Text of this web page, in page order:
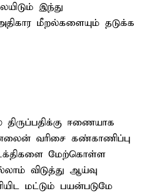
இந்து
மீறல்களையும் தடுக்க
ஈணையாக
வரிசை கண்காணிப்பு
மேற்கொள்ள
விடுத்து ஆய்வு
மட்டும் பயன்படுமே